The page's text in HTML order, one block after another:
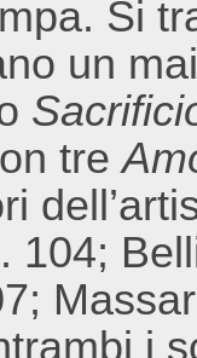
Si
un
tre
104;
i